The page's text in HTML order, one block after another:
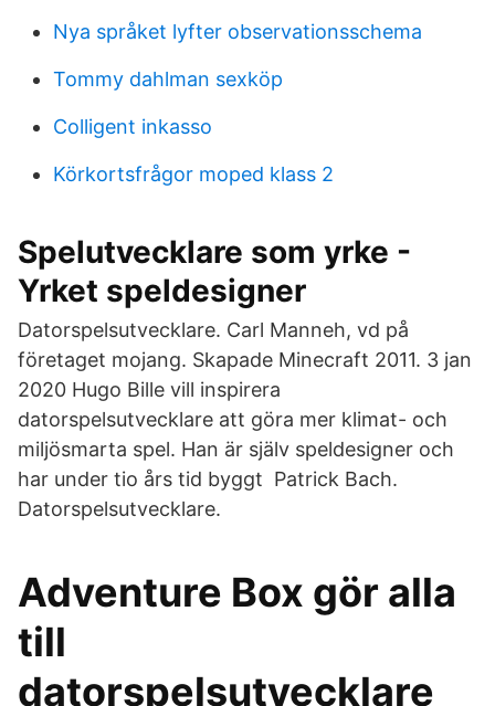
Nya språket lyfter observationsschema
Tommy dahlman sexköp
Colligent inkasso
Körkortsfrågor moped klass 2
Spelutvecklare som yrke -
Yrket speldesigner
Datorspelsutvecklare. Carl Manneh, vd på
företaget mojang. Skapade Minecraft 2011. 3 jan
2020 Hugo Bille vill inspirera
datorspelsutvecklare att göra mer klimat- och
miljösmarta spel. Han är själv speldesigner och
har under tio års tid byggt Patrick Bach.
Datorspelsutvecklare.
Adventure Box gör alla
till
datorspelsutvecklare